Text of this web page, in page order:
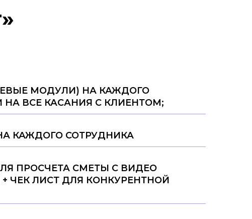
МОДУЛИ) НА КАЖДОГО
НА ВСЕ КАСАНИЯ С КЛИЕНТОМ;
КАЖДОГО СОТРУДНИКА
ПРОСЧЕТА СМЕТЫ С ВИДЕО
ЧЕК ЛИСТ ДЛЯ КОНКУРЕНТНОЙ